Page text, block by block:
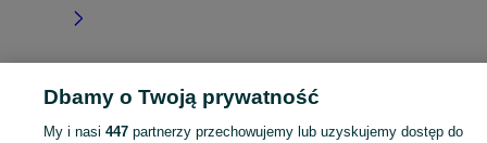
Strona główna Małopolskie Więcławice Dworskie
Dbamy o Twoją prywatność
My i nasi 447partnerzy przechowujemy lub uzyskujemy dostęp do